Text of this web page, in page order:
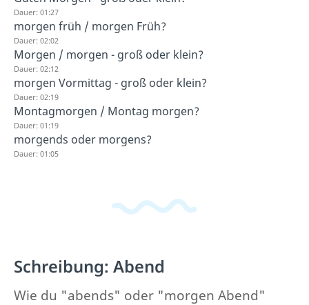
Dauer: 01:27
morgen früh / morgen Früh?
Dauer: 02:02
Morgen / morgen - groß oder klein?
Dauer: 02:12
morgen Vormittag - groß oder klein?
Dauer: 02:19
Montagmorgen / Montag morgen?
Dauer: 01:19
morgends oder morgens?
Dauer: 01:05
Schreibung: Abend
Wie du "abends" oder "morgen Abend"